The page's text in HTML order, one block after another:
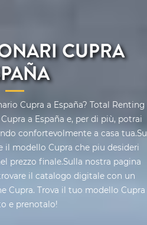
CUPRA
Cupra a España? Total Renting
a España e, per di più, potrai
confortevolmente a casa tua.Su
il modello Cupra che piu desideri
prezzo finale.Sulla nostra pagina
il catalogo digitale con un
Cupra. Trova il tuo modello Cupra
e prenotalo!